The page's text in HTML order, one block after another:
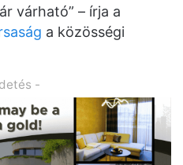
várható” – írja a
a közösségi
-